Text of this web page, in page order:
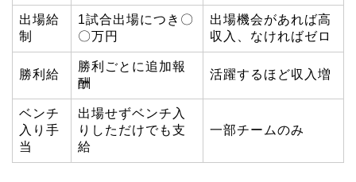
出場給
制
1試合出場につき〇
〇万円
出場機会があれば高
収入、なければゼロ
勝利給
勝利ごとに追加報
酬
活躍するほど収入増
ベンチ
入り手
当
出場せずベンチ入
りしただけでも支
給
一部チームのみ